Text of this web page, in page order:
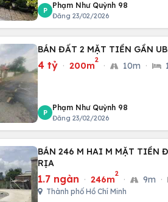
P
Phạm Như Quỳnh 98
Đăng 23/02/2026
BÁN ĐẤT 2 MẶT TIỀN GẦN
4 tỷ · 200m
2
· 10m ·
P
Phạm Như Quỳnh 98
Đăng 23/02/2026
BÁN 246 M HAI M MẶT TIỀN
RỊA
1.7 ngàn · 246m
2
· 9m ·
Thành phố Hồ Chí Minh